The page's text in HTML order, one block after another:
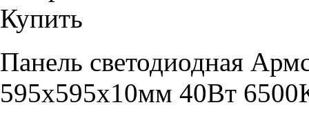
Купить
Панель светодиодная
595х595х10мм 40Вт